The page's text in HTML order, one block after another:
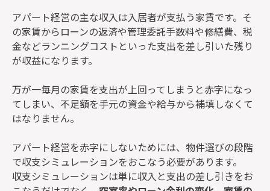
アパート経営の主な収入は入居者が支払う家賃です。そ
の家賃からローンの返済や管理委託手数料や修繕費、税
金などランニングコストといった支出を差し引いた残り
が収益になります。
万が一毎月の家賃を支出が上回ってしまうと赤字になっ
てしまい、不足額を手元の資金や給与から補填しなくて
はなりません。
アパート経営を赤字にしないためには、物件選びの段階
で収支シミュレーションをおこなう必要があります。
収支シミュレーションは単に収入と支出の差し引きをお